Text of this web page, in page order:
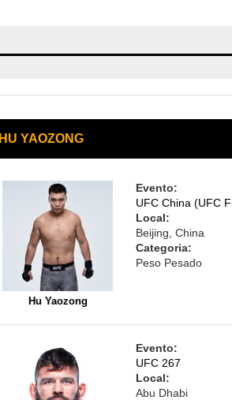
HU YAOZONG
Hu Yaozong
Evento:
UFC China (UFC
Local:
Beijing, China
Categoria:
Peso Pesado
Evento:
UFC 267
Local:
Abu Dhabi